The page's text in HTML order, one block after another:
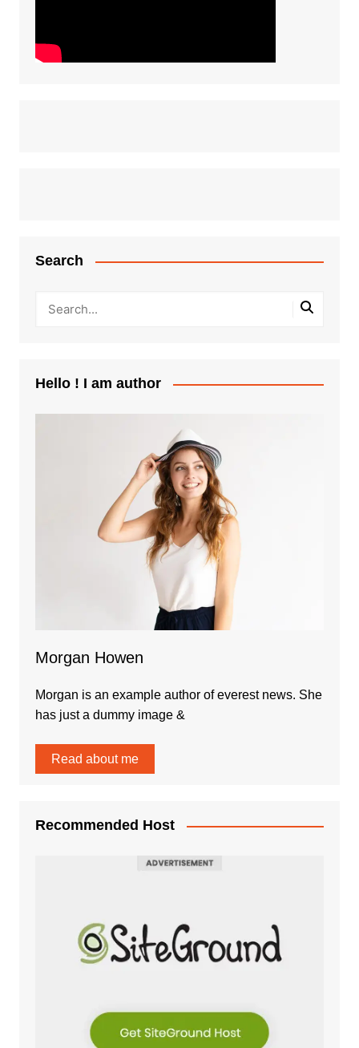
Search
Hello ! I am author
Morgan Howen
Morgan is an example author of everest news. She
has just a dummy image &
Read about me
Recommended Host